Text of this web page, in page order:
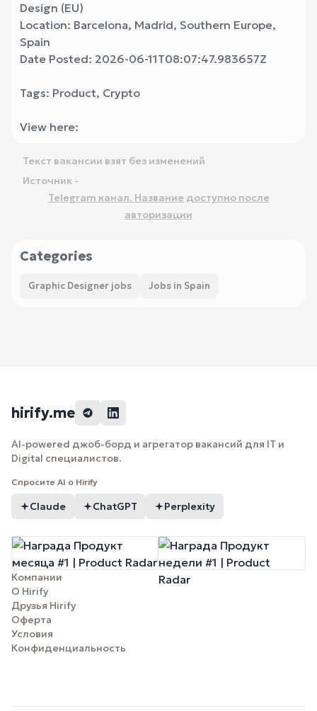
Design (EU)
Location: Barcelona, Madrid, Southern Europe,
Spain
Date Posted: 2026-06-11T08:07:47.983657Z
Tags: Product, Crypto
View here:
Текст вакансии взят без изменений
Источник -
Telegram канал. Название доступно после
авторизации
Categories
Graphic Designer jobs Jobs in Spain
hirify.me
AI-powered джоб-борд и агрегатор вакансий для IT и
Digital специалистов.
Спросите AI о Hirify
Claude ChatGPT Perplexity
Компании
О Hirify
Друзья Hirify
Оферта
Условия
Конфиденциальность